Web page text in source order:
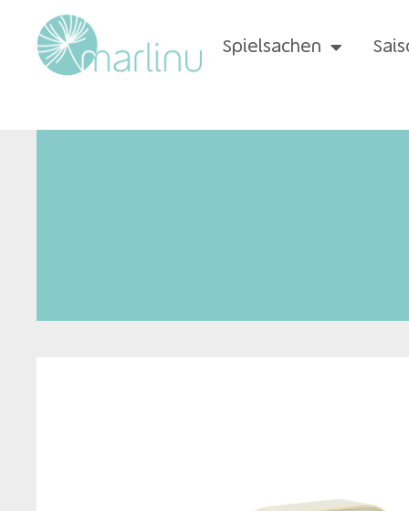
Spielsachen